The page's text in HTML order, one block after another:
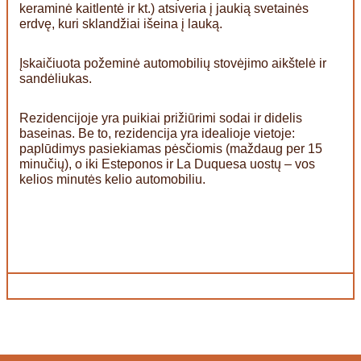
keraminė kaitlentė ir kt.) atsiveria į jaukią svetainės
erdvę, kuri sklandžiai išeina į lauką.
Įskaičiuota požeminė automobilių stovėjimo aikštelė ir
sandėliukas.
Rezidencijoje yra puikiai prižiūrimi sodai ir didelis
baseinas. Be to, rezidencija yra idealioje vietoje:
paplūdimys pasiekiamas pėsčiomis (maždaug per 15
minučių), o iki Esteponos ir La Duquesa uostų – vos
kelios minutės kelio automobiliu.